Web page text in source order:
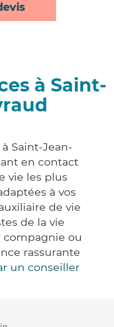
à Saint-
Saint-Jean-
en contact
vie les plus
à vos
de vie
de la vie
ou
rassurante
un conseiller